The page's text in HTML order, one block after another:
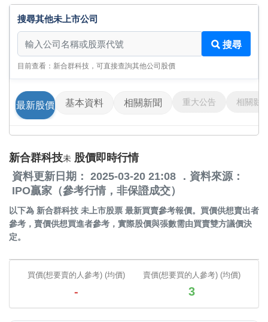
搜尋其他未上市公司
搜尋其他未上市公司
搜尋
目前查看：新合群科技，可直接查詢其他公司股價
最新股價 基本資料 相關新聞 重大公告 相關影
新合群科技未 股價即時行情
資料更新日期： 2025-03-20 21:08 ．資料來源：
IPO贏家（參考行情，非保證成交）
以下為 新合群科技 未上市股票 最新買賣參考報價。買價供想賣出者
參考，賣價供想買進者參考，實際股價與張數需由買賣雙方議價決
定。
買價(想要賣的人參考) (均價)
-
賣價(想要買的人參考) (均價)
3